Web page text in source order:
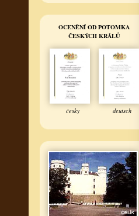
OCENĚNÍ OD POTOMKA
ČESKÝCH KRÁLŮ
česky deutsch